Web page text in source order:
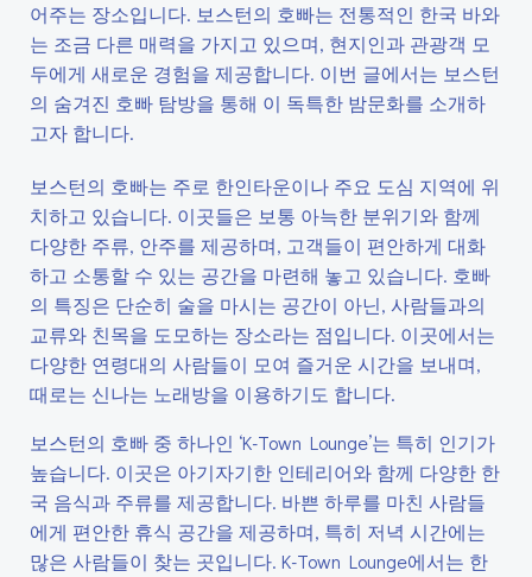
어주는 장소입니다. 보스턴의 호빠는 전통적인 한국 바와
는 조금 다른 매력을 가지고 있으며, 현지인과 관광객 모
두에게 새로운 경험을 제공합니다. 이번 글에서는 보스턴
의 숨겨진 호빠 탐방을 통해 이 독특한 밤문화를 소개하
고자 합니다.
보스턴의 호빠는 주로 한인타운이나 주요 도심 지역에 위
치하고 있습니다. 이곳들은 보통 아늑한 분위기와 함께
다양한 주류, 안주를 제공하며, 고객들이 편안하게 대화
하고 소통할 수 있는 공간을 마련해 놓고 있습니다. 호빠
의 특징은 단순히 술을 마시는 공간이 아닌, 사람들과의
교류와 친목을 도모하는 장소라는 점입니다. 이곳에서는
다양한 연령대의 사람들이 모여 즐거운 시간을 보내며,
때로는 신나는 노래방을 이용하기도 합니다.
보스턴의 호빠 중 하나인 ‘K-Town Lounge’는 특히 인기가
높습니다. 이곳은 아기자기한 인테리어와 함께 다양한 한
국 음식과 주류를 제공합니다. 바쁜 하루를 마친 사람들
에게 편안한 휴식 공간을 제공하며, 특히 저녁 시간에는
많은 사람들이 찾는 곳입니다. K-Town Lounge에서는 한